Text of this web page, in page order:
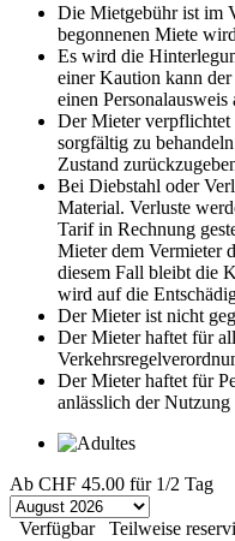
Die Mietgebühr ist im
begonnenen Miete
Es wird die
einer Kaution kann
einen Personalausweis
Der Mieter verpflichtet
sorgfältig zu
Zustand
Bei Diebstahl oder
Material. Verluste
Tarif in Rechnung
Mieter dem Vermieter
diesem Fall bleibt die
wird auf die
Der Mieter ist nicht
Der Mieter haftet für
Der Mieter haftet für
anlässlich der Nutzung
Ab CHF 45.00 für 1/2 Tag
Verfügbar Teilweise